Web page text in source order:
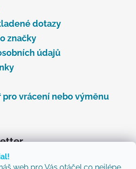
dotazy
značky
údajů
vrácení nebo výměnu
vám budeme zasílat informace